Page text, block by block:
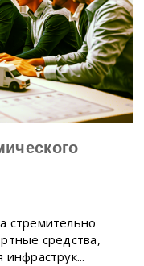
стремительно
средства,
инфраструк...